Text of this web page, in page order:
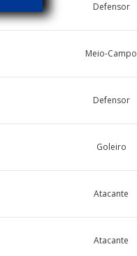
Defensor
Meio-Campo
Defensor
Goleiro
Atacante
Atacante